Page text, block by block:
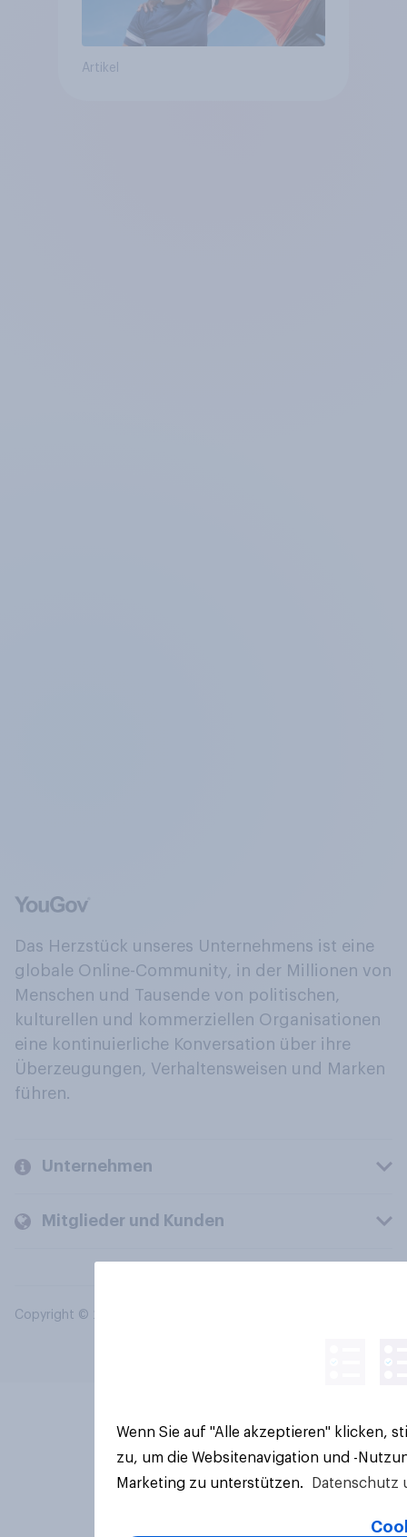
Artikel
Das Herzstück unseres Unternehmens ist eine
globale Online-Community, in der Millionen von
Menschen und Tausende von politischen,
kulturellen und kommerziellen Organisationen
eine kontinuierliche Konversation über ihre
Überzeugungen, Verhaltensweisen und Marken
führen.
Unternehmen
Mitglieder und Kunden
Copyright © 2026 YouGov PLC. Alle Rechte vorbehalten.
Wenn Sie auf "Alle akzeptieren" klicken,
zu, um die Websitenavigation und -
Marketing zu unterstützen.
Datenschutz